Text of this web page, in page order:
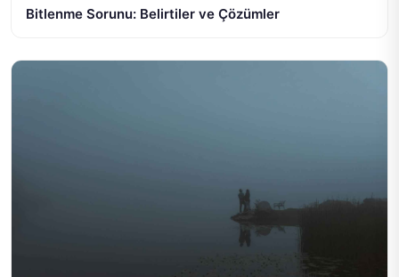
Bitlenme Sorunu: Belirtiler ve Çözümler